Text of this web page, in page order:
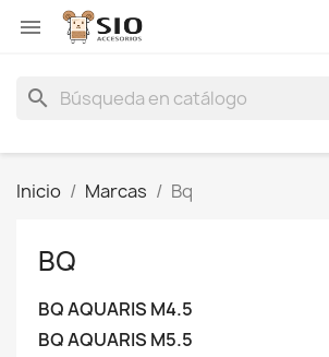

search
Inicio Marcas Bq
BQ
BQ AQUARIS M4.5
BQ AQUARIS M5.5